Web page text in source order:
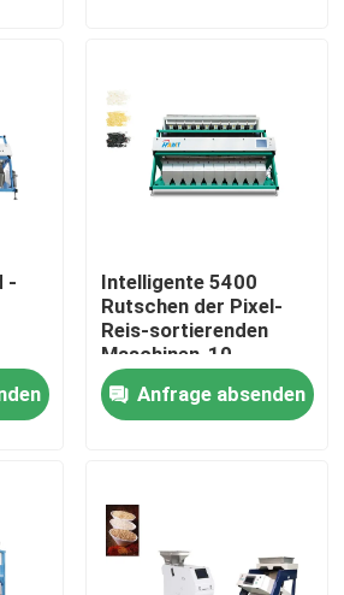
in Verbindung
-
Intelligente 5400
Rutschen der Pixel-
Reis-sortierenden
Maschinen-10
Anfrage absenden